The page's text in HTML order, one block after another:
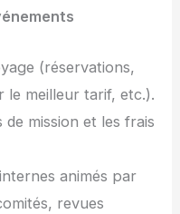
(réservations,
le meilleur tarif, etc.).
mission et les frais
animés par
revues